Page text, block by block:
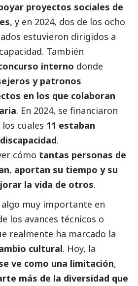
proyectos sociales de
, y en 2024, dos de los ocho
estuvieron dirigidos a
También
interno donde
y patronos
en los que colaboran
. En 2024, se financiaron
los cuales 11 estaban
.
cómo tantas personas de
, aportan su tiempo y su
la vida de otros.
muy importante en
los avances técnicos o
realmente ha marcado la
cultural. Hoy, la
ve como una limitación,
más de la diversidad que